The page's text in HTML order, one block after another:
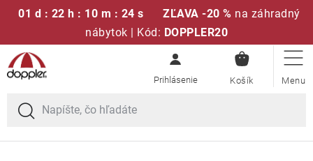
01 d : 22 h : 10 m : 24 s ZĽAVA -20 % na záhradný
nábytok | Kód: DOPPLER20
Prejsť
na
obsah
KOŠÍK
Sedacie súpravy
Slnečníky